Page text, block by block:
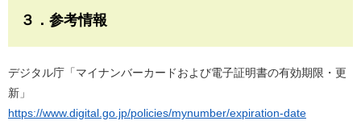
３．参考情報
デジタル庁「マイナンバーカードおよび電子証明書の有効期限・更
新​」
https://www.digital.go.jp/policies/mynumber/expiration-date